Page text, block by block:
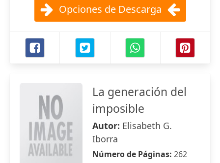
Opciones de Descarga
La generación del
imposible
Autor: Elisabeth G.
Iborra
Número de Páginas: 262